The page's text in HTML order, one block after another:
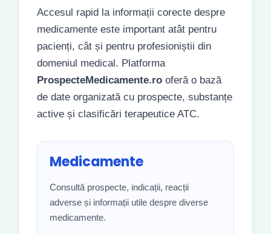
Accesul rapid la informații corecte despre
medicamente este important atât pentru
pacienți, cât și pentru profesioniștii din
domeniul medical. Platforma
ProspecteMedicamente.ro oferă o bază
de date organizată cu prospecte, substanțe
active și clasificări terapeutice ATC.
Medicamente
Consultă prospecte, indicații, reacții
adverse și informații utile despre diverse
medicamente.